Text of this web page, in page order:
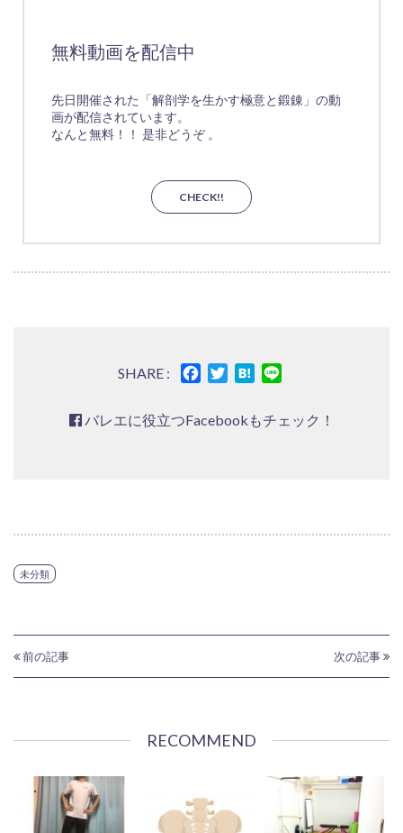
無料動画を配信中
先日開催された「解剖学を生かす極意と鍛錬」の動
画が配信されています。
なんと無料！！ 是非どうぞ 。
CHECK!!
SHARE : FacebookTwitterHatena
バレエに役立つFacebookもチェック！
未分類
前の記事 次の記事
RECOMMEND